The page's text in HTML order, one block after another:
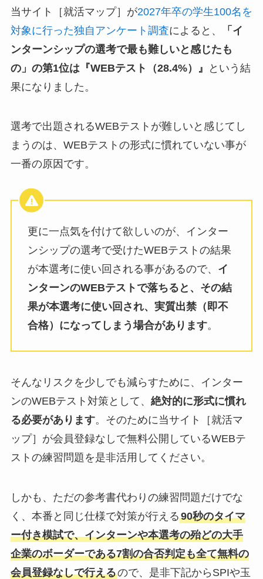
当サイト［就活マップ］が2027年卒の学生100名を
対象に行った独自アンケート調査によると、
「イ
ンターンシップの選考で最も難しいと感じたも
の」の第1位は『WEBテスト（28.4%）』
という結
果になりました。
選考で出題されるWEBテストが難しいと感じてし
まうのは、WEBテストの形式に慣れていない事が
一番の原因です。
更に一点気を付けて欲しいのが、インター
ンシップの選考で受けたWEBテストの結果
が本選考に使い回される事があるので、 イ
ンターンのWEBテストで落ちると、その結
果が本選考に使い回され、実質出禁（即不
合格）になってしまう場合があります。
そんなリスクを少しでも減らすために、インター
ンのWEBテスト対策として、 絶対的に形式に慣れ
る必要があります。そのために当サイト［就活マ
ップ］が会員登録なしで無料公開しているWEBテ
ストの練習問題を是非活用してください。
しかも、ただの参考書代わりの練習問題だけでな
く、本番と同じ仕様で対策が行える90秒のタイマ
ー付き模試で、インターンや本選考の殆どの大手
企業のボーダーである7割の合否判定も全て無料の
会員登録なしで行えるので、是非下記からSPIや玉